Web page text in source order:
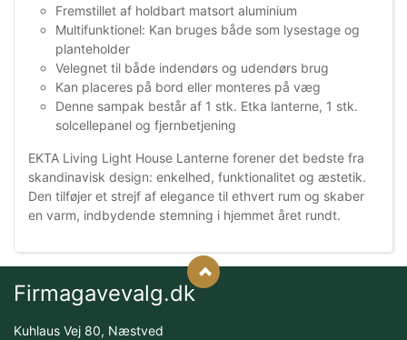
Fremstillet af holdbart matsort aluminium
Multifunktionel: Kan bruges både som lysestage og
planteholder
Velegnet til både indendørs og udendørs brug
Kan placeres på bord eller monteres på væg
Denne sampak består af 1 stk. Etka lanterne, 1 stk.
solcellepanel og fjernbetjening
EKTA Living Light House Lanterne forener det bedste fra
skandinavisk design: enkelhed, funktionalitet og æstetik.
Den tilføjer et strejf af elegance til ethvert rum og skaber
en varm, indbydende stemning i hjemmet året rundt.
Firmagavevalg.dk
Kuhlaus Vej 80, Næstved